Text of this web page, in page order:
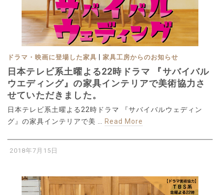
ドラマ・映画に登場した家具 家具工房からのお知らせ
日本テレビ系土曜よる22時ドラマ 『サバイバル
ウエディング』の家具インテリアで美術協力さ
せていただきました。
日本テレビ系土曜よる22時ドラマ 『サバイバルウェディン
グ』の家具インテリアで美 …
Read More
2018年7月15日